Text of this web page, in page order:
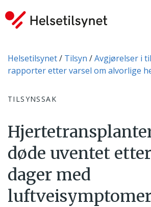
Du er her:
Helsetilsynet Tilsyn
Avgjørelser i
rapporter etter varsel om alvorlige
TILSYNSSAK
døde uventet
dager med